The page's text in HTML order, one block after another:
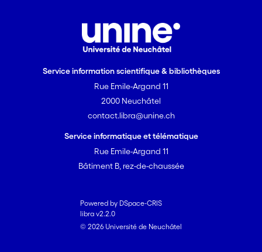
Service information scientifique & bibliothèques
Rue Emile-Argand 11
2000 Neuchâtel
contact.libra@unine.ch
Service informatique et télématique
Rue Emile-Argand 11
Bâtiment B, rez-de-chaussée
Powered by DSpace-CRIS
libra v2.2.0
© 2026 Université de Neuchâtel